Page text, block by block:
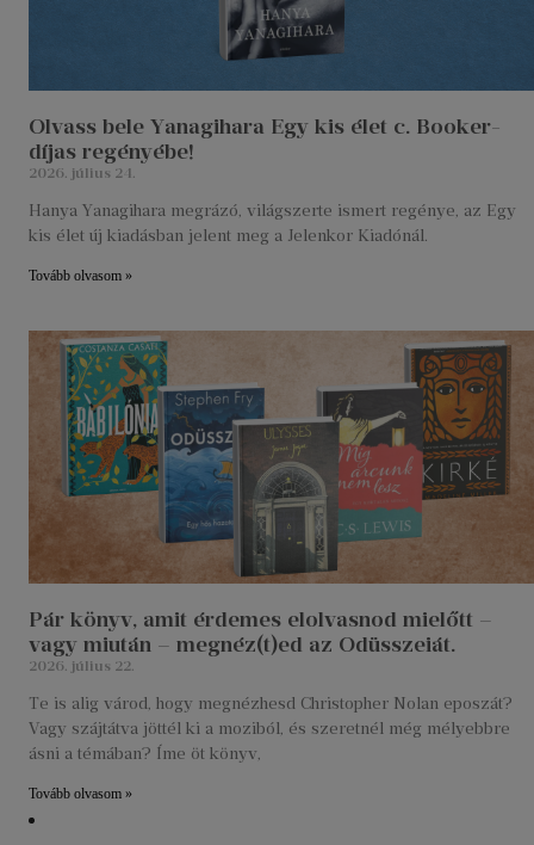
Olvass bele Yanagihara Egy kis élet c. Booker-
díjas regényébe!
2026. július 24.
Hanya Yanagihara megrázó, világszerte ismert regénye, az Egy
kis élet új kiadásban jelent meg a Jelenkor Kiadónál.
Tovább olvasom »
Pár könyv, amit érdemes elolvasnod mielőtt –
vagy miután – megnéz(t)ed az Odüsszeiát.
2026. július 22.
Te is alig várod, hogy megnézhesd Christopher Nolan eposzát?
Vagy szájtátva jöttél ki a moziból, és szeretnél még mélyebbre
ásni a témában? Íme öt könyv,
Tovább olvasom »